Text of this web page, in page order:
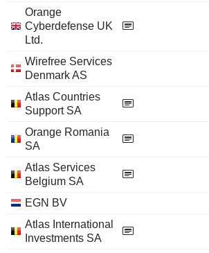
Orange
Cyberdefense UK
Ltd.
Wirefree Services
Denmark AS
Atlas Countries
Support SA
Orange Romania
SA
Atlas Services
Belgium SA
EGN BV
Atlas International
Investments SA